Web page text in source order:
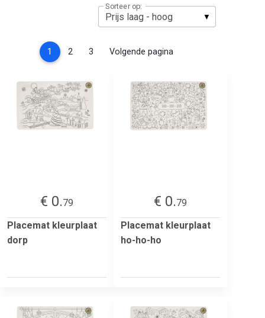
Sorteer op:
1 (current)
2 3 Volgende pagina
€ 0.79
Placemat kleurplaat
dorp
€ 0.79
Placemat kleurplaat
ho-ho-ho